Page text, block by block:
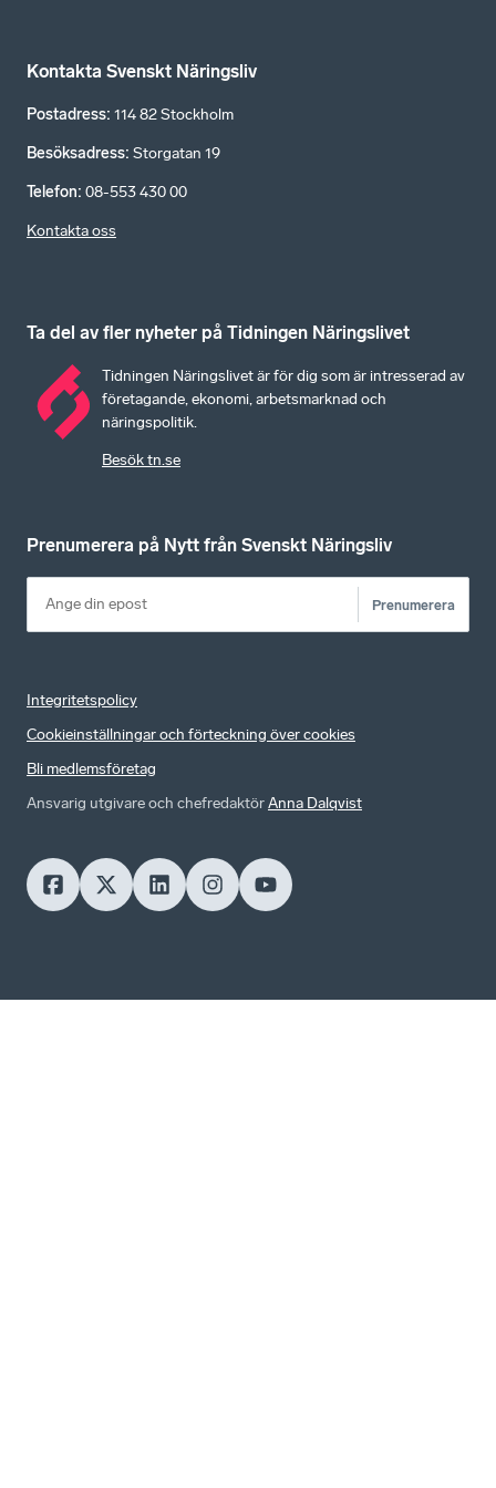
Kontakta Svenskt Näringsliv
Postadress: 114 82 Stockholm
Besöksadress: Storgatan 19
Telefon: 08-553 430 00
Kontakta oss
Ta del av fler nyheter på Tidningen Näringslivet
Tidningen Näringslivet är för dig som är intresserad av
företagande, ekonomi, arbetsmarknad och
näringspolitik.
Besök tn.se
Prenumerera på Nytt från Svenskt Näringsliv
Prenumerera
Integritetspolicy
Cookieinställningar och förteckning över cookies
Bli medlemsföretag
Ansvarig utgivare och chefredaktörAnna Dalqvist